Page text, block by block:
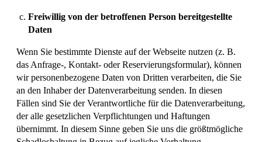
Freiwillig von der betroffenen Person bereitgestellte
Daten
Wenn Sie bestimmte Dienste auf der Webseite nutzen (z. B.
das Anfrage-, Kontakt- oder Reservierungsformular), können
wir personenbezogene Daten von Dritten verarbeiten, die Sie
an den Inhaber der Datenverarbeitung senden. In diesen
Fällen sind Sie der Verantwortliche für die Datenverarbeitung,
der alle gesetzlichen Verpflichtungen und Haftungen
übernimmt. In diesem Sinne geben Sie uns die größtmögliche